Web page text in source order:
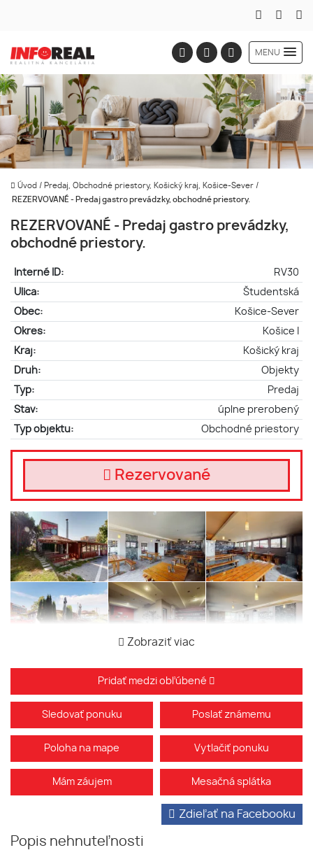
MENU
Úvod / Predaj, Obchodné priestory, Košický kraj, Košice-Sever /
REZERVOVANÉ - Predaj gastro prevádzky, obchodné priestory.
REZERVOVANÉ - Predaj gastro prevádzky,
obchodné priestory.
Interné ID:
RV30
Ulica:
Študentská
Obec:
Košice-Sever
Okres:
Košice I
Kraj:
Košický kraj
Druh:
Objekty
Typ:
Predaj
Stav:
úplne prerobený
Typ objektu:
Obchodné priestory
Rezervované
Zobraziť viac
Pridať medzi obľúbené
Sledovať ponuku Poslať známemu
Poloha na mape Vytlačiť ponuku
Mám záujem Mesačná splátka
Popis nehnuteľnosti
Zdieľať na Facebooku